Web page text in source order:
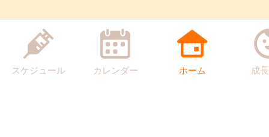
スケジュール カレンダー ホーム 成